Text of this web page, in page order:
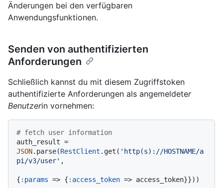
Änderungen bei den verfügbaren
Anwendungsfunktionen.
Senden von authentifizierten
Anforderungen
Schließlich kannst du mit diesem Zugriffstoken
authentifizierte Anforderungen als angemeldeter
Benutzerin vornehmen:
# fetch user information
JSON.parse(RestClient .get( 'http(s)://HOSTNAME/a
pi/v3/user' ,
{ :params => { :access_token => access_token}}))